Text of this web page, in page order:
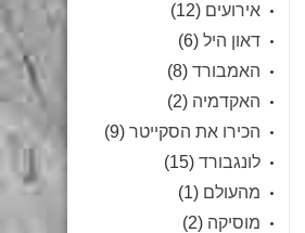
אירועים (12)
דאון היל (6)
האמבורד (8)
האקדמיה (2)
הכירו את הסקייטר (9)
לונגבורד (15)
מהעולם (1)
מוסיקה (2)